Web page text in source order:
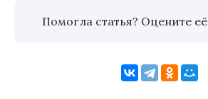
Помогла статья? Оцените её